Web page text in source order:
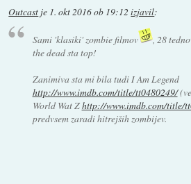
Outcast je 1. okt 2016 ob 19:12 izjavil:
Sami 'klasiki' zombie filmov
, 28
the dead sta top!
Zanimiva sta mi bila tudi I Am Legend
http://www.imdb.com/title/tt0480249/
World Wat Zhttp://www.imdb.com/title/
predvsem zaradi hitrejših zombijev.